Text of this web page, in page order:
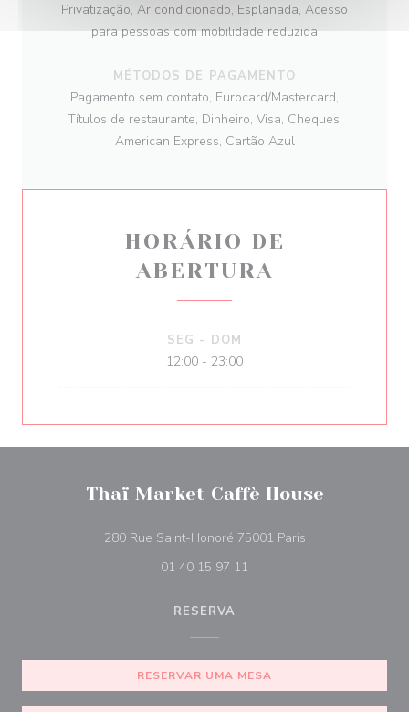
Privatização, Ar condicionado, Esplanada, Acesso
para pessoas com mobilidade reduzida
MÉTODOS DE PAGAMENTO
Pagamento sem contato, Eurocard/Mastercard,
Títulos de restaurante, Dinheiro, Visa, Cheques,
American Express, Cartão Azul
HORÁRIO DE
ABERTURA
SEG - DOM
12:00 - 23:00
Thaï Market Caffè House
280 Rue Saint-Honoré 75001 Paris((abre numa
01 40 15 97 11
RESERVA
RESERVAR UMA MESA